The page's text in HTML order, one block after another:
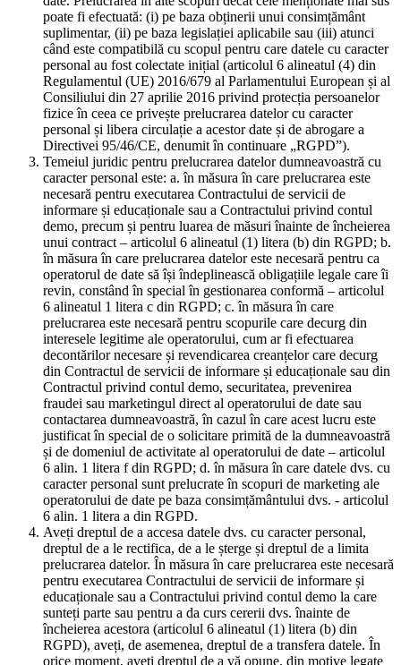
poate fi efectuată: (i) pe baza obținerii unui consimțământ
suplimentar, (ii) pe baza legislației aplicabile sau (iii) atunci
când este compatibilă cu scopul pentru care datele cu caracter
personal au fost colectate inițial (articolul 6 alineatul (4) din
Regulamentul (UE) 2016/679 al Parlamentului European și al
Consiliului din 27 aprilie 2016 privind protecția persoanelor
fizice în ceea ce privește prelucrarea datelor cu caracter
personal și libera circulație a acestor date și de abrogare a
Directivei 95/46/CE, denumit în continuare „RGPD”).
Temeiul juridic pentru prelucrarea datelor dumneavoastră cu
caracter personal este: a. în măsura în care prelucrarea este
necesară pentru executarea Contractului de servicii de
informare și educaționale sau a Contractului privind contul
demo, precum și pentru luarea de măsuri înainte de încheierea
unui contract – articolul 6 alineatul (1) litera (b) din RGPD; b.
în măsura în care prelucrarea datelor este necesară pentru ca
operatorul de date să își îndeplinească obligațiile legale care îi
revin, constând în special în gestionarea conformă – articolul
6 alineatul 1 litera c din RGPD; c. în măsura în care
prelucrarea este necesară pentru scopurile care decurg din
interesele legitime ale operatorului, cum ar fi efectuarea
decontărilor necesare și revendicarea creanțelor care decurg
din Contractul de servicii de informare și educaționale sau din
Contractul privind contul demo, securitatea, prevenirea
fraudei sau marketingul direct al operatorului de date sau
contactarea dumneavoastră, în cazul în care acest lucru este
justificat în special de o solicitare primită de la dumneavoastră
și de domeniul de activitate al operatorului de date – articolul
6 alin. 1 litera f din RGPD; d. în măsura în care datele dvs. cu
caracter personal sunt prelucrate în scopuri de marketing ale
operatorului de date pe baza consimțământului dvs. - articolul
6 alin. 1 litera a din RGPD.
Aveți dreptul de a accesa datele dvs. cu caracter personal,
dreptul de a le rectifica, de a le șterge și dreptul de a limita
prelucrarea datelor. În măsura în care prelucrarea este necesară
pentru executarea Contractului de servicii de informare și
educaționale sau a Contractului privind contul demo la care
sunteți parte sau pentru a da curs cererii dvs. înainte de
încheierea acestora (articolul 6 alineatul (1) litera (b) din
RGPD), aveți, de asemenea, dreptul de a transfera datele. În
orice moment, aveți dreptul de a vă opune, din motive legate